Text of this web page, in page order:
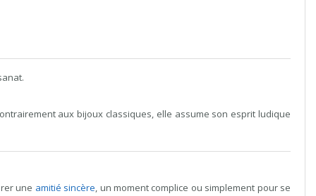
aux bijoux classiques, elle assume son esprit ludique
une amitié sincère, un moment complice ou simplement pour se